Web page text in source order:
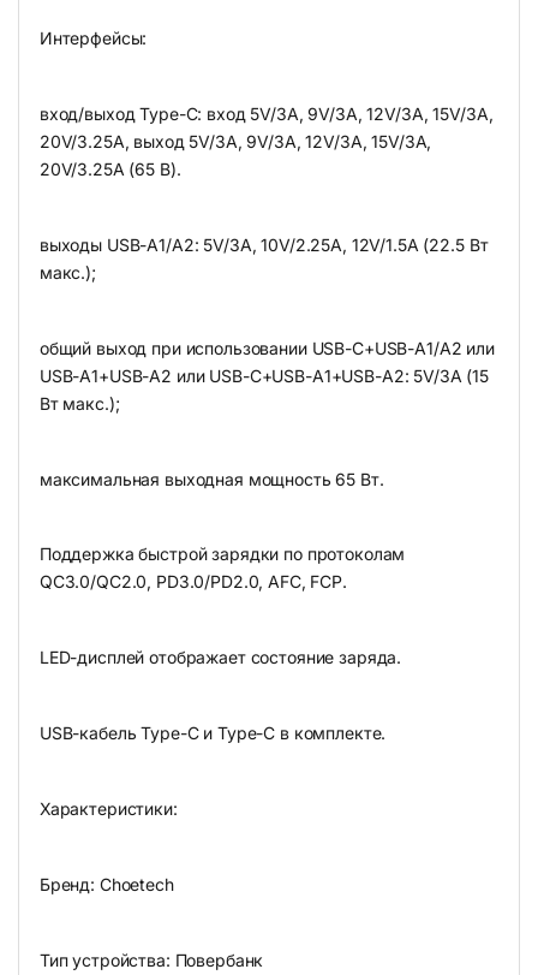
Интерфейсы:
вход/выход Type-C: вход 5V/3A, 9V/3A, 12V/3A, 15V/3A,
20V/3.25A, выход 5V/3A, 9V/3A, 12V/3A, 15V/3A,
20V/3.25A (65 В).
выходы USB-A1/A2: 5V/3A, 10V/2.25A, 12V/1.5A (22.5 Вт
макс.);
общий выход при использовании USB-C+USB-A1/A2 или
USB-A1+USB-A2 или USB-C+USB-A1+USB-A2: 5V/3A (15
Вт макс.);
максимальная выходная мощность 65 Вт.
Поддержка быстрой зарядки по протоколам
QC3.0/QC2.0, PD3.0/PD2.0, AFC, FCP.
LED-дисплей отображает состояние заряда.
USB-кабель Type-C и Type-C в комплекте.
Характеристики:
Бренд: Choetech
Тип устройства: Повербанк